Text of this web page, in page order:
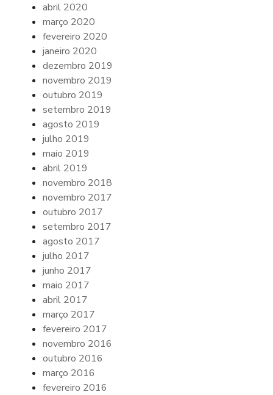
abril 2020
março 2020
fevereiro 2020
janeiro 2020
dezembro 2019
novembro 2019
outubro 2019
setembro 2019
agosto 2019
julho 2019
maio 2019
abril 2019
novembro 2018
novembro 2017
outubro 2017
setembro 2017
agosto 2017
julho 2017
junho 2017
maio 2017
abril 2017
março 2017
fevereiro 2017
novembro 2016
outubro 2016
março 2016
fevereiro 2016